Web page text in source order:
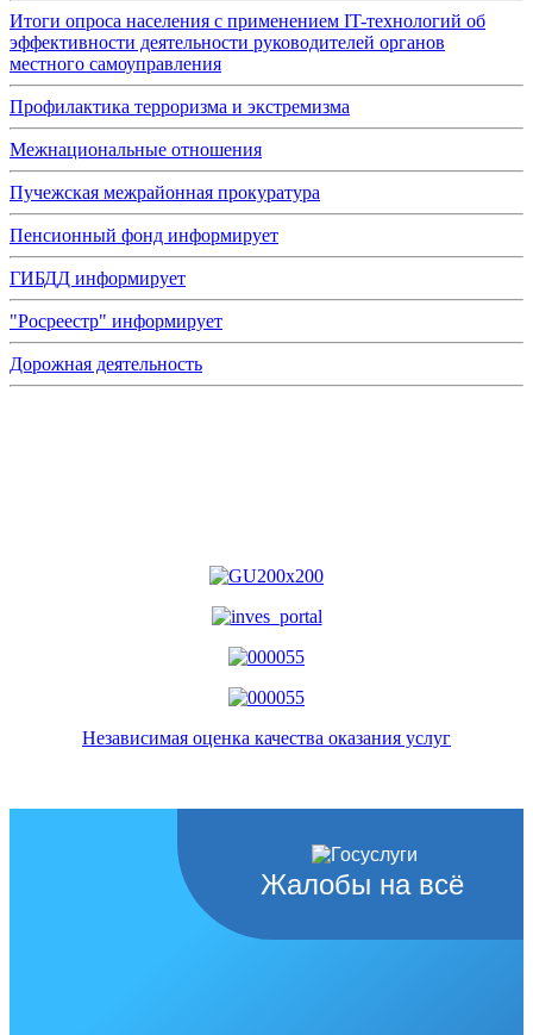
Итоги опроса населения с применением IT-технологий об
эффективности деятельности руководителей органов
местного самоуправления
Профилактика терроризма и экстремизма
Межнациональные отношения
Пучежская межрайонная прокуратура
Пенсионный фонд информирует
ГИБДД информирует
"Росреестр" информирует
Дорожная деятельность
Независимая оценка качества оказания услуг
Жалобы на всё